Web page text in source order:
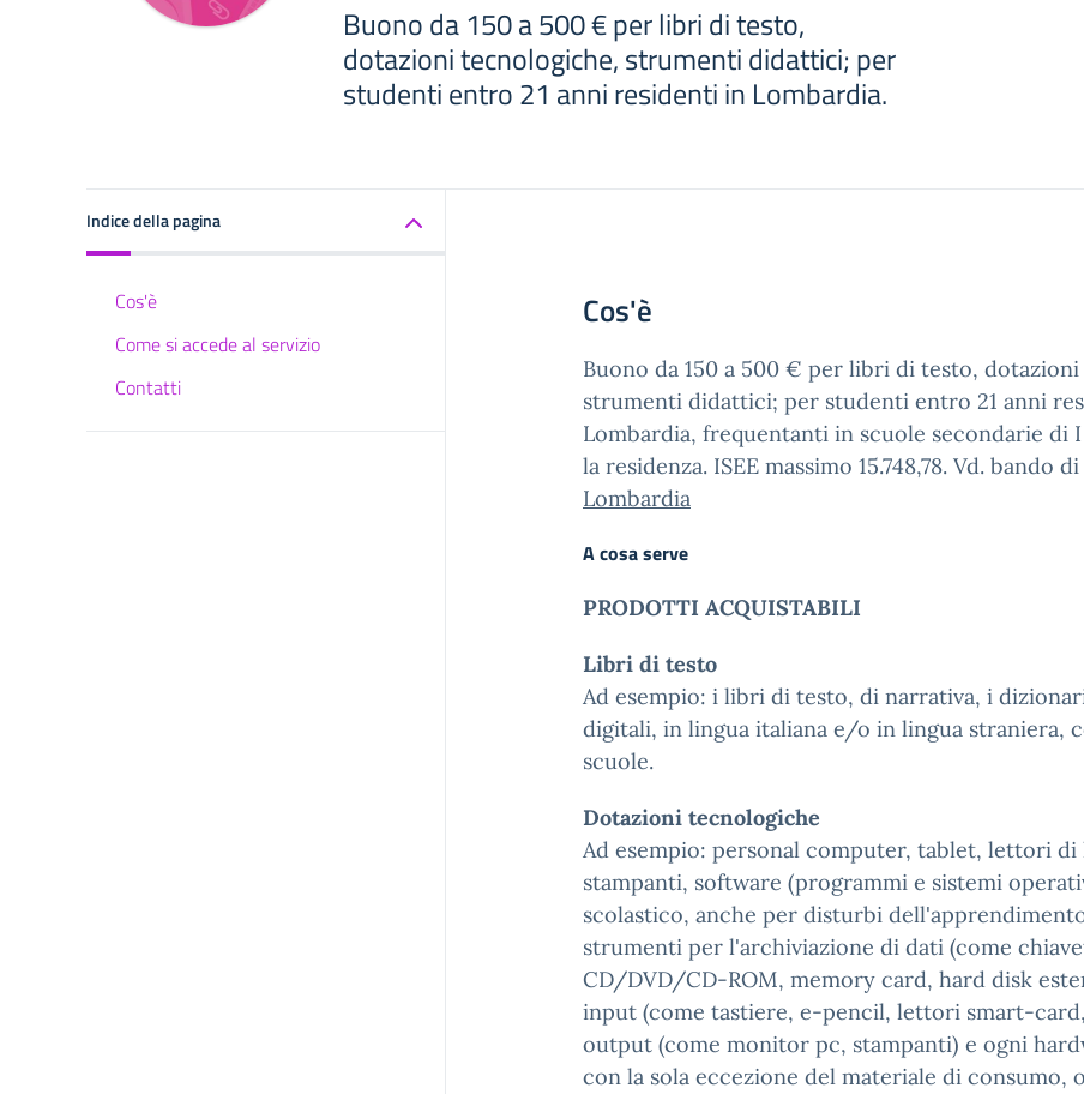
Buono da 150 a 500 € per libri di testo,
dotazioni tecnologiche, strumenti didattici; per
studenti entro 21 anni residenti in Lombardia.
Indice della pagina
Cos'è
Come si accede al servizio
Contatti
Cos'è
Buono da 150 a 500 € per libri di testo,
strumenti didattici; per studenti entro 21 anni
Lombardia, frequentanti in scuole secondarie di
la residenza. ISEE massimo 15.748,78. Vd. bando di
Lombardia
A cosa serve
PRODOTTI ACQUISTABILI
Libri di testo
Ad esempio: i libri di testo, di narrativa, i
digitali, in lingua italiana e/o in lingua straniera,
scuole.
Dotazioni tecnologiche
Ad esempio: personal computer, tablet, lettori
stampanti, software (programmi e sistemi
scolastico, anche per disturbi
strumenti per l'archiviazione di dati (come
CD/DVD/CD-ROM, memory card, hard disk
input (come tastiere, e-pencil, lettori smart-
output (come monitor pc, stampanti) e ogni
con la sola eccezione del materiale di consumo,